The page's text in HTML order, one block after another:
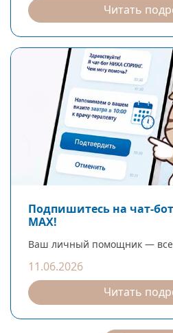
Читать
Подпишитесь на чат-
МАХ!
Ваш личный помощник —
Читать
11.06.2026